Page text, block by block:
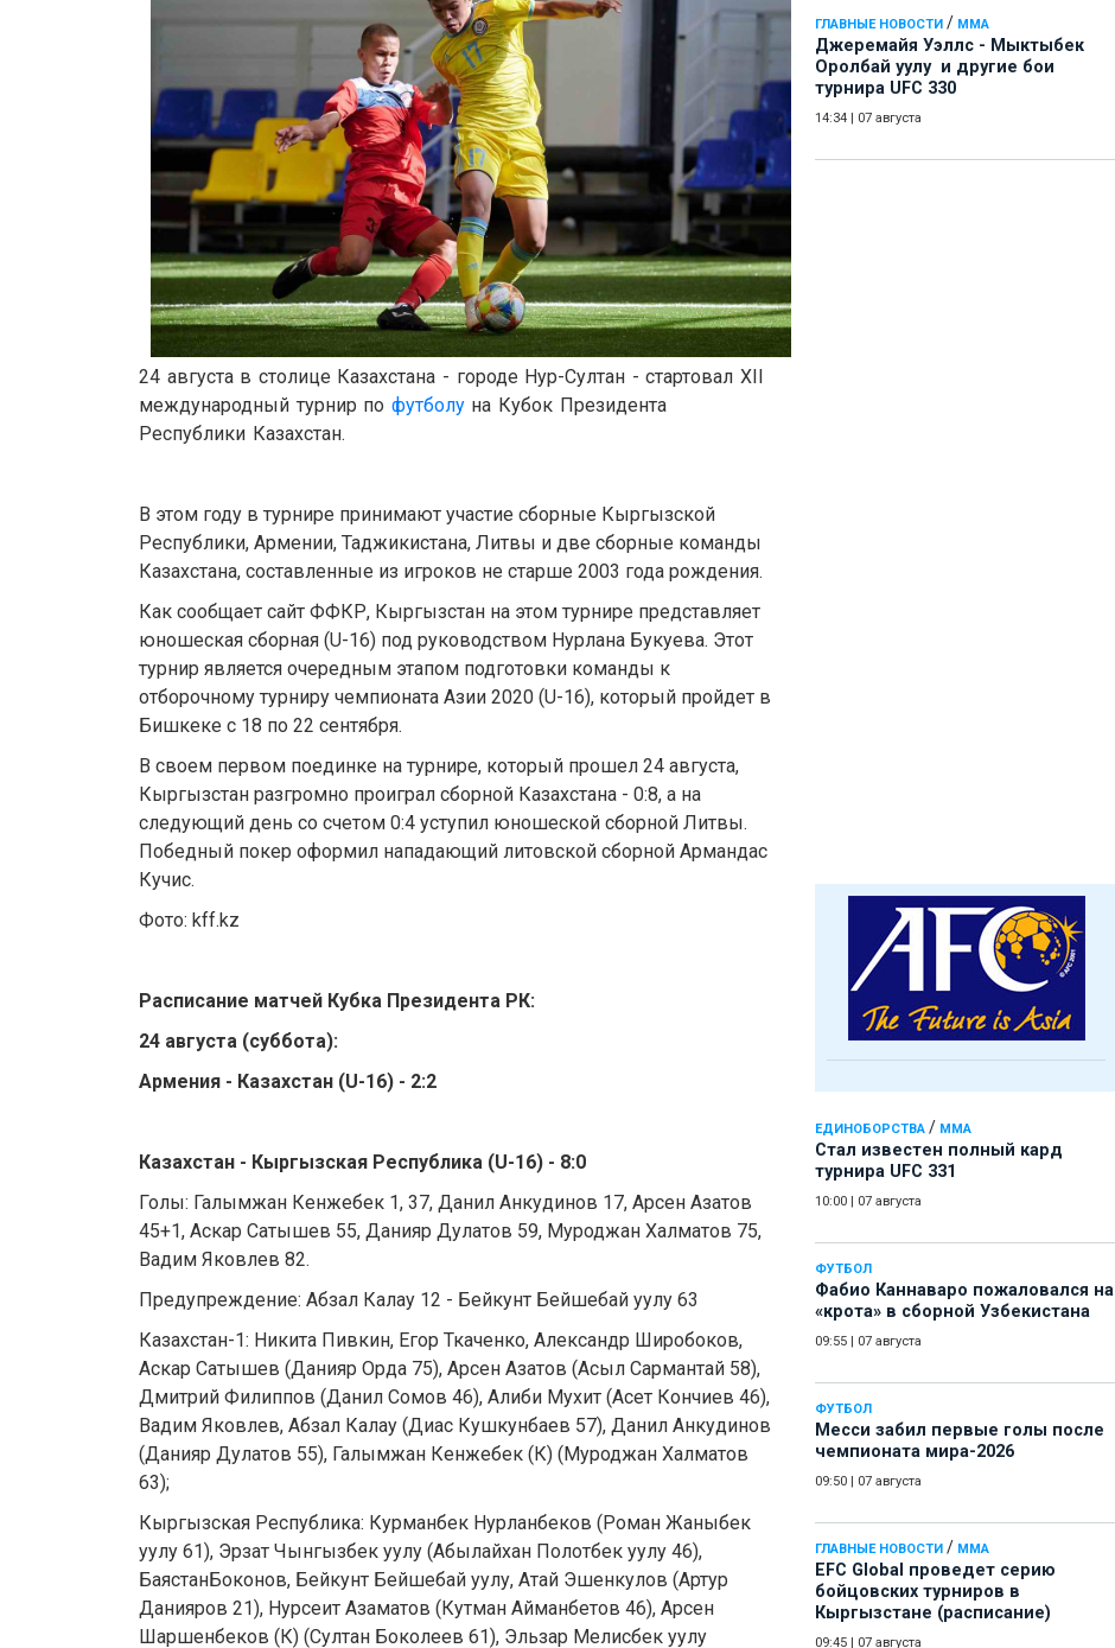
ГЛАВНЫЕ НОВОСТИ / ММА
Джеремайя Уэллс - Мыктыбек
Оролбай уулу и другие бои
турнира UFC 330
14:34 07 августа
ЕДИНОБОРСТВА / ММА
Стал известен полный кард
турнира UFC 331
10:00 07 августа
ФУТБОЛ
Фабио Каннаваро пожаловался на
«крота» в сборной Узбекистана
09:55 07 августа
ФУТБОЛ
Месси забил первые голы после
чемпионата мира-2026
09:50 07 августа
ГЛАВНЫЕ НОВОСТИ / ММА
EFC Global проведет серию
бойцовских турниров в
Кыргызстане (расписание)
09:45 07 августа
24 августа в столице Казахстана - городе Нур-Султан - стартовал ХІІ
международный турнир по футболуна Кубок Президента
Республики Казахстан.
В этом году в турнире принимают участие сборные Кыргызской
Республики, Армении, Таджикистана, Литвы и две сборные команды
Казахстана, составленные из игроков не старше 2003 года рождения.
Как сообщает сайт ФФКР, Кыргызстан на этом турнире представляет
юношеская сборная (U-16) под руководством Нурлана Букуева. Этот
турнир является очередным этапом подготовки команды к
отборочному турниру чемпионата Азии 2020 (U-16), который пройдет в
Бишкеке с 18 по 22 сентября.
В своем первом поединке на турнире, который прошел 24 августа,
Кыргызстан разгромно проиграл сборной Казахстана - 0:8, а на
следующий день со счетом 0:4 уступил юношеской сборной Литвы.
Победный покер оформил нападающий литовской сборной Армандас
Кучис.
Фото: kff.kz
Расписание матчей Кубка Президента РК:
24 августа (суббота):
Армения - Казахстан (U-16) - 2:2
Казахстан - Кыргызская Республика (U-16) - 8:0
Голы: Галымжан Кенжебек 1, 37, Данил Анкудинов 17, Арсен Азатов
45+1, Аскар Сатышев 55, Данияр Дулатов 59, Муроджан Халматов 75,
Вадим Яковлев 82.
Предупреждение: Абзал Калау 12 - Бейкунт Бейшебай уулу 63
Казахстан-1: Никита Пивкин, Егор Ткаченко, Александр Широбоков,
Аскар Сатышев (Данияр Орда 75), Арсен Азатов (Асыл Сармантай 58),
Дмитрий Филиппов (Данил Сомов 46), Алиби Мухит (Асет Кончиев 46),
Вадим Яковлев, Абзал Калау (Диас Кушкунбаев 57), Данил Анкудинов
(Данияр Дулатов 55), Галымжан Кенжебек (К) (Муроджан Халматов
63);
Кыргызская Республика: Курманбек Нурланбеков (Роман Жаныбек
уулу 61), Эрзат Чынгызбек уулу (Абылайхан Полотбек уулу 46),
БаястанБоконов, Бейкунт Бейшебай уулу, Атай Эшенкулов (Артур
Данияров 21), Нурсеит Азаматов (Кутман Айманбетов 46), Арсен
Шаршенбеков (К) (Султан Боколеев 61), Эльзар Мелисбек уулу